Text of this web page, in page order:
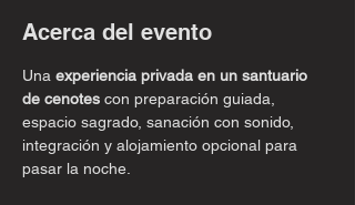
Acerca del evento
Una experiencia privada en un santuario
de cenotes con preparación guiada,
espacio sagrado, sanación con sonido,
integración y alojamiento opcional para
pasar la noche.